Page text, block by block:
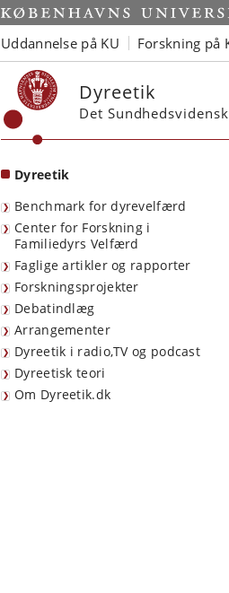
Start
Uddannelse på KU Forskning på
Dyreetik
Det
Dyreetik
Benchmark for dyrevelfærd
Center for Forskning i
Familiedyrs Velfærd
Faglige artikler og rapporter
Forskningsprojekter
Debatindlæg
Arrangementer
Dyreetik i radio,TV og podcast
Dyreetisk teori
Om Dyreetik.dk